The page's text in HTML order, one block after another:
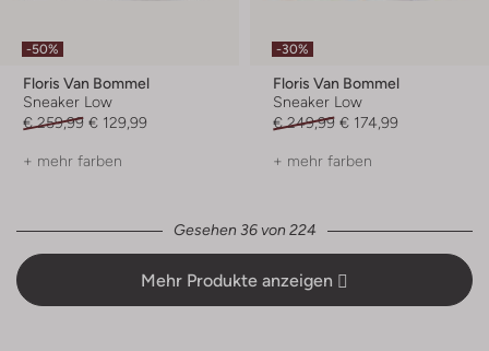
-50%
Floris Van Bommel
Sneaker Low
€ 259,99 € 129,99
+ mehr farben
-30%
Floris Van Bommel
Sneaker Low
€ 249,99 € 174,99
+ mehr farben
Gesehen 36 von 224
Mehr Produkte anzeigen